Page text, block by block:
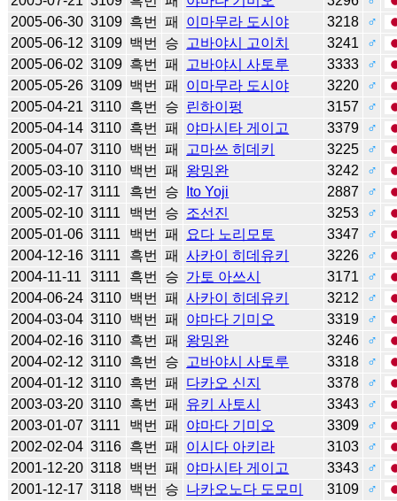
2005-06-30 3109 흑번 패 이마무라 도시야 3218
♂
2005-06-12 3109 백번 승 고바야시 고이치 3241
♂
2005-06-02 3109 흑번 패 고바야시 사토루 3333
♂
2005-05-26 3109 백번 패 이마무라 도시야 3220
♂
2005-04-21 3110 흑번 승 린하이펑 3157
♂
2005-04-14 3110 흑번 패 야마시타 게이고 3379
♂
2005-04-07 3110 백번 패 고마쓰 히데키 3225
♂
2005-03-10 3110 백번 패 왕밍완 3242
♂
2005-02-17 3111 흑번 승 Ito Yoji 2887
♂
2005-02-10 3111 백번 승 조선진 3253
♂
2005-01-06 3111 백번 패 요다 노리모토 3347
♂
2004-12-16 3111 흑번 패 사카이 히데유키 3226
♂
2004-11-11
3111 흑번 승 가토 아쓰시 3171
♂
2004-06-24 3110 백번 패 사카이 히데유키 3212
♂
2004-03-04 3110 백번 패 야마다 기미오 3319
♂
2004-02-16 3110 흑번 패 왕밍완 3246
♂
2004-02-12 3110 흑번 승 고바야시 사토루 3318
♂
2004-01-12 3110 흑번 패 다카오 신지 3378
♂
2003-03-20 3110 흑번 패 유키 사토시 3343
♂
2003-01-07 3111 백번 패 야마다 기미오 3309
♂
2002-02-04 3116 흑번 패 이시다 아키라 3103
♂
2001-12-20 3118 백번 패 야마시타 게이고 3343
♂
2001-12-17 3118 백번 승 나카오노다 도모미 3109
♂